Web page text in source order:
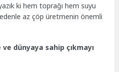
ki hem toprağı hem suyu
az çöp üretmenin önemli
ve dünyaya sahip çıkmayı